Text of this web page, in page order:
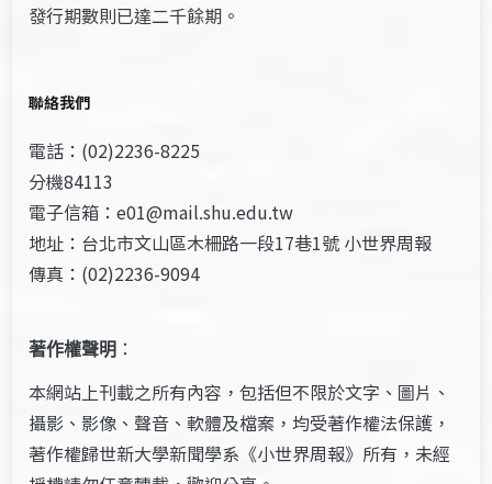
發行期數則已達二千餘期。
聯絡我們
電話：(02)2236-8225
分機84113
電子信箱：e01@mail.shu.edu.tw
地址：台北市文山區木柵路一段17巷1號 小世界周報
傳真：(02)2236-9094
著作權聲明 ：
本網站上刊載之所有內容，包括但不限於文字、圖片、
攝影、影像、聲音、軟體及檔案，均受著作權法保護，
著作權歸世新大學新聞學系《小世界周報》所有，未經